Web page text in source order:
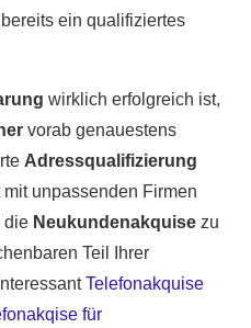
ein qualifiziertes
wirklich erfolgreich ist,
vorab genauestens
Adressqualifizierung
unpassenden Firmen
die Neukundenakquise zu
Teil Ihrer
Telefonakquise
für